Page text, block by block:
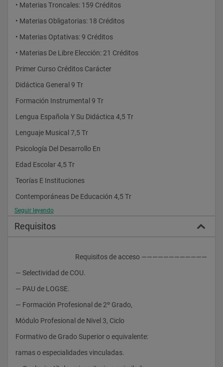
Salidas profesionales ———————————
Trabajan en academias y centros privados de enseñanza;
en escuelas y centros públicos de educación
primaria; en centros educativos de hospitales, de
cárceles y de ONGs. Trabajos alternativos pueden
realizarse en bibliotecas, museos, etc. Sus funciones
son las de impartir docencia, ejercer como jefe
de estudios o de director de escuela o colegio.
• Materias Troncales: 159 Créditos
• Materias Obligatorias: 18 Créditos
• Materias Optativas: 9 Créditos
• Materias De Libre Elección: 21 Créditos
Primer Curso Créditos Carácter
Didáctica General 9 Tr
Formación Instrumental 9 Tr
Lengua Española Y Su Didáctica 4,5 Tr
Lenguaje Musical 7,5 Tr
Psicología Del Desarrollo En
Edad Escolar 4,5 Tr
Teorías E Instituciones
Contemporáneas De Educación 4,5 Tr
Formación Vocal Y Auditiva 4,5 Tr
Idioma Extranjero Y Su Didáctica
Matemáticas Y Su Didáctica 7,5 Tr
Psicología De La Educación 4,5 Tr
Segundo Curso
Agrupaciones Musicales 9 Tr
Bases Psicopedagógicas De La
Educación Especial 9 Tr
Educación Física Y Su Didáctica 6 Tr
Seguir leyendo
Requisitos
					Requisitos de acceso ————————————
— Selectividad de COU.
— PAU de LOGSE.
— Formación Profesional de 2º Grado,
Módulo Profesional de Nivel 3, Ciclo
Formativo de Grado Superior o equivalente:
ramas o especialidades vinculadas.